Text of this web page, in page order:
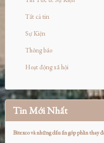
Tất cả tin
Sự Kiện
Thông báo
Hoạt động xã hội
Tin Mới Nhất
Bitexco và những dấu ấn góp phần thay